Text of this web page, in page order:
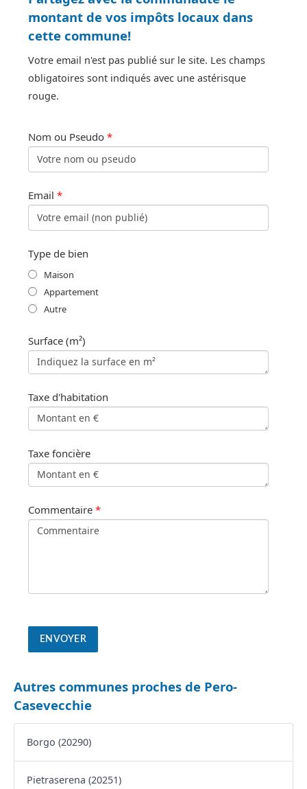
montant de vos impôts locaux dans
cette commune!
Votre email n'est pas publié sur le site. Les champs
obligatoires sont indiqués avec une astérisque
rouge.
Nom ou Pseudo *
Email *
Type de bien
Maison
Appartement
Autre
Surface (m²)
Taxe d'habitation
Taxe foncière
Commentaire *
Autres communes proches de Pero-
Casevecchie
Borgo (20290)
Pietraserena (20251)